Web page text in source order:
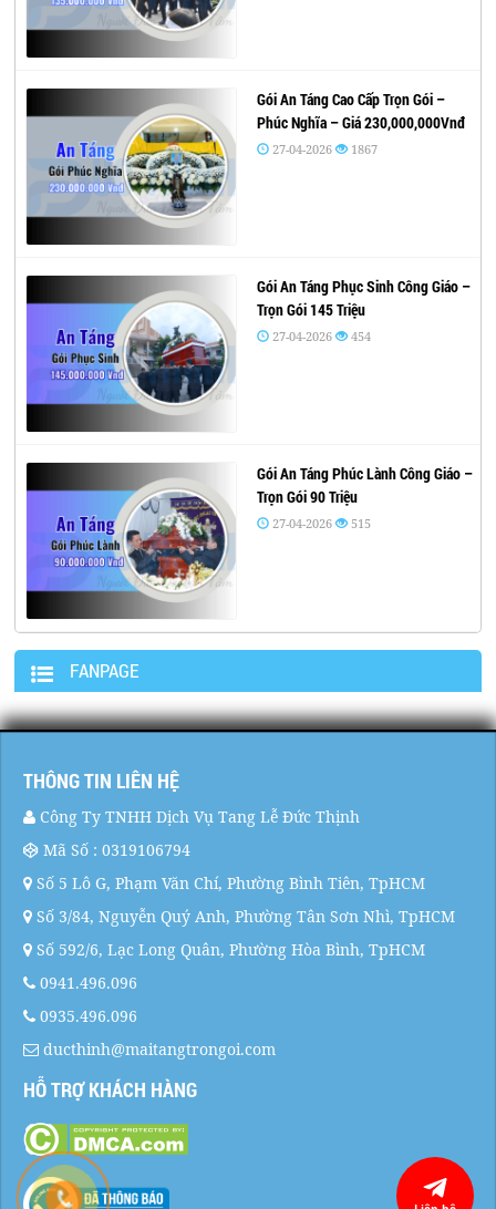
Gói An Táng Cao Cấp Trọn Gói –
Phúc Nghĩa – Giá 230,000,000Vnđ
27-04-2026 1867
Gói An Táng Phục Sinh Công Giáo –
Trọn Gói 145 Triệu
27-04-2026 454
Gói An Táng Phúc Lành Công Giáo –
Trọn Gói 90 Triệu
27-04-2026 515
FANPAGE
THÔNG TIN LIÊN HỆ
Công Ty TNHH Dịch Vụ Tang Lễ Đức Thịnh
Mã Số : 0319106794
Số 5 Lô G, Phạm Văn Chí, Phường Bình Tiên, TpHCM
Số 3/84, Nguyễn Quý Anh, Phường Tân Sơn Nhì, TpHCM
Số 592/6, Lạc Long Quân, Phường Hòa Bình, TpHCM
0941.496.096
0935.496.096
ducthinh@maitangtrongoi.com
HỖ TRỢ KHÁCH HÀNG